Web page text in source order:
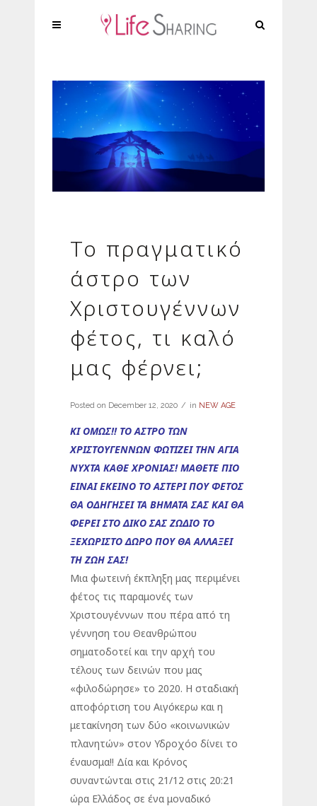
Το πραγματικό
άστρο των
Χριστουγέννων
φέτος, τι καλό
μας φέρνει;
Posted on December 12, 2020 in NEW AGE
ΚΙ ΟΜΩΣ!! ΤΟ ΑΣΤΡΟ ΤΩΝ
ΧΡΙΣΤΟΥΓΕΝΝΩΝ ΦΩΤΙΖΕΙ ΤΗΝ ΑΓΙΑ
ΝΥΧΤΑ ΚΑΘΕ ΧΡΟΝΙΑΣ! ΜΑΘΕΤΕ ΠΙΟ
ΕΙΝΑΙ ΕΚΕΙΝΟ ΤΟ ΑΣΤΕΡΙ ΠΟΥ ΦΕΤΟΣ
ΘΑ ΟΔΗΓΗΣΕΙ ΤΑ ΒΗΜΑΤΑ ΣΑΣ ΚΑΙ ΘΑ
ΦΕΡΕΙ ΣΤΟ ΔΙΚΟ ΣΑΣ ΖΩΔΙΟ ΤΟ
ΞΕΧΩΡΙΣΤΟ ΔΩΡΟ ΠΟΥ ΘΑ ΑΛΛΑΞΕΙ
ΤΗ ΖΩΗ ΣΑΣ!
Μια φωτεινή έκπληξη μας περιμένει
φέτος τις παραμονές των
Χριστουγέννων που πέρα από τη
γέννηση του Θεανθρώπου
σηματοδοτεί και την αρχή του
τέλους των δεινών που μας
«φιλοδώρησε» το 2020. Η σταδιακή
αποφόρτιση του Αιγόκερω και η
μετακίνηση των δύο «κοινωνικών
πλανητών» στον Υδροχόο δίνει το
έναυσμα!! Δία και Κρόνος
συναντώνται στις 21/12 στις 20:21
ώρα Ελλάδος σε ένα μοναδικό